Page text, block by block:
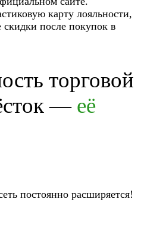
карту лояльности,
после покупок в
торговой
— её
постоянно расширяется!